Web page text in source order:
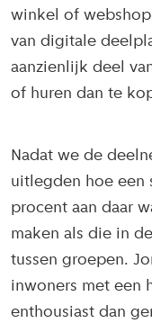
winkel of
van digitale
aanzienlijk deel
of huren dan te
Nadat we de
uitlegden hoe
procent aan daar
maken als die in
tussen groepen.
inwoners met een
enthousiast dan